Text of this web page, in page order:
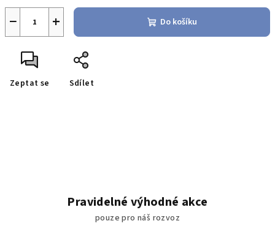
+
− Do košíku
Zeptat se Sdílet
Pravidelné výhodné akce
pouze pro náš rozvoz